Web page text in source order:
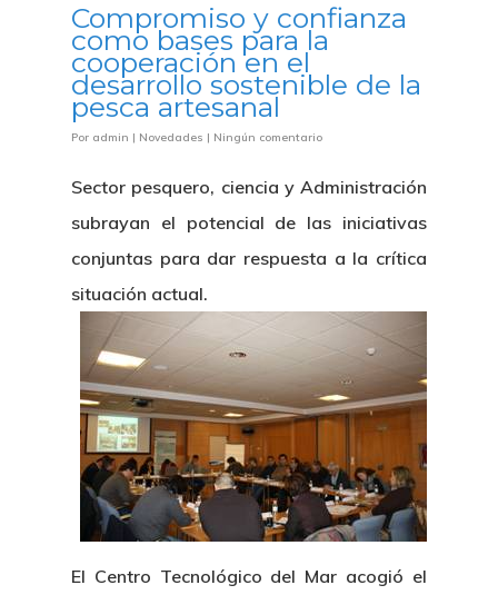
Compromiso y confianza
como bases para la
cooperación en el
desarrollo sostenible de la
pesca artesanal
Por admin | Novedades | Ningún comentario
Sector pesquero, ciencia y Administración
subrayan el potencial de las iniciativas
conjuntas para dar respuesta a la crítica
situación actual.
El Centro Tecnológico del Mar acogió el
Plan De Igualdad